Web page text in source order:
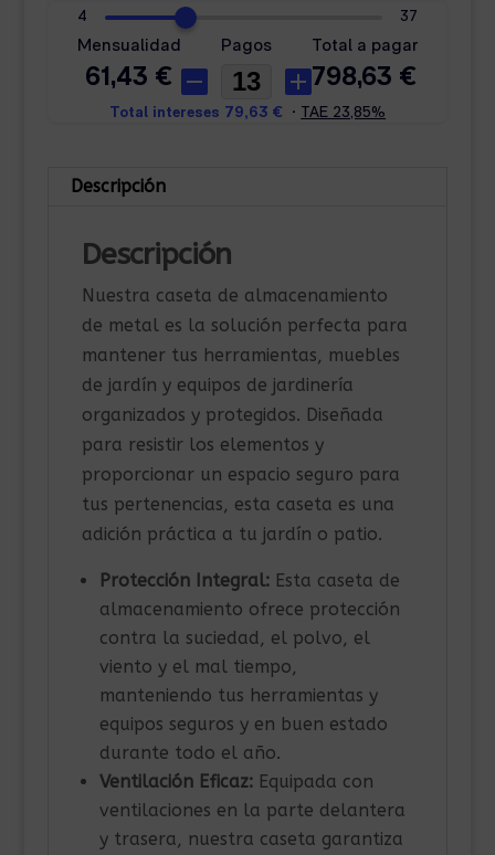
Descripción
Descripción
Nuestra caseta de almacenamiento
de metal es la solución perfecta para
mantener tus herramientas, muebles
de jardín y equipos de jardinería
organizados y protegidos. Diseñada
para resistir los elementos y
proporcionar un espacio seguro para
tus pertenencias, esta caseta es una
adición práctica a tu jardín o patio.
Protección Integral:Esta caseta de
almacenamiento ofrece protección
contra la suciedad, el polvo, el
viento y el mal tiempo,
manteniendo tus herramientas y
equipos seguros y en buen estado
durante todo el año.
Ventilación Eficaz:Equipada con
ventilaciones en la parte delantera
y trasera, nuestra caseta garantiza